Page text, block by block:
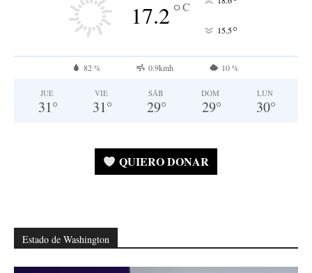
17.2°C
15.5°
82 % 0.9kmh 10 %
JUE
31°
VIE
31°
SÁB
29°
DOM
29°
LUN
30°
QUIERO DONAR
Estado de Washington